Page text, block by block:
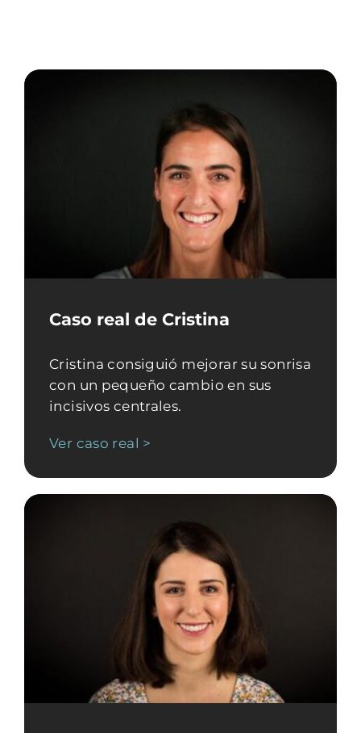
Caso real de Cristina
Cristina consiguió mejorar su sonrisa
con un pequeño cambio en sus
incisivos centrales.
Ver caso real >